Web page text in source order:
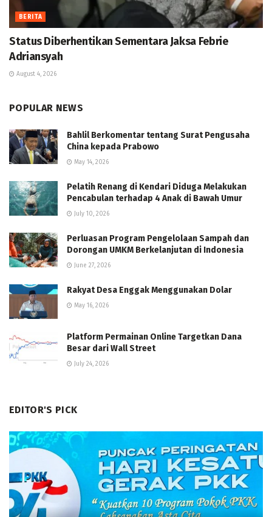
BERITA
Status Diberhentikan Sementara Jaksa Febrie
Adriansyah
August 4, 2026
POPULAR NEWS
Bahlil Berkomentar tentang Surat Pengusaha
China kepada Prabowo
May 14, 2026
Pelatih Renang di Kendari Diduga Melakukan
Pencabulan terhadap 4 Anak di Bawah Umur
July 10, 2026
Perluasan Program Pengelolaan Sampah dan
Dorongan UMKM Berkelanjutan di Indonesia
June 27, 2026
Rakyat Desa Enggak Menggunakan Dolar
May 16, 2026
Platform Permainan Online Targetkan Dana
Besar dari Wall Street
July 24, 2026
EDITOR'S PICK